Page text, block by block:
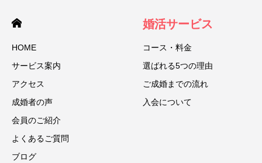
HOME
サービス案内
アクセス
成婚者の声
会員のご紹介
よくあるご質問
ブログ
婚活サービス
コース・料金
選ばれる5つの理由
ご成婚までの流れ
入会について